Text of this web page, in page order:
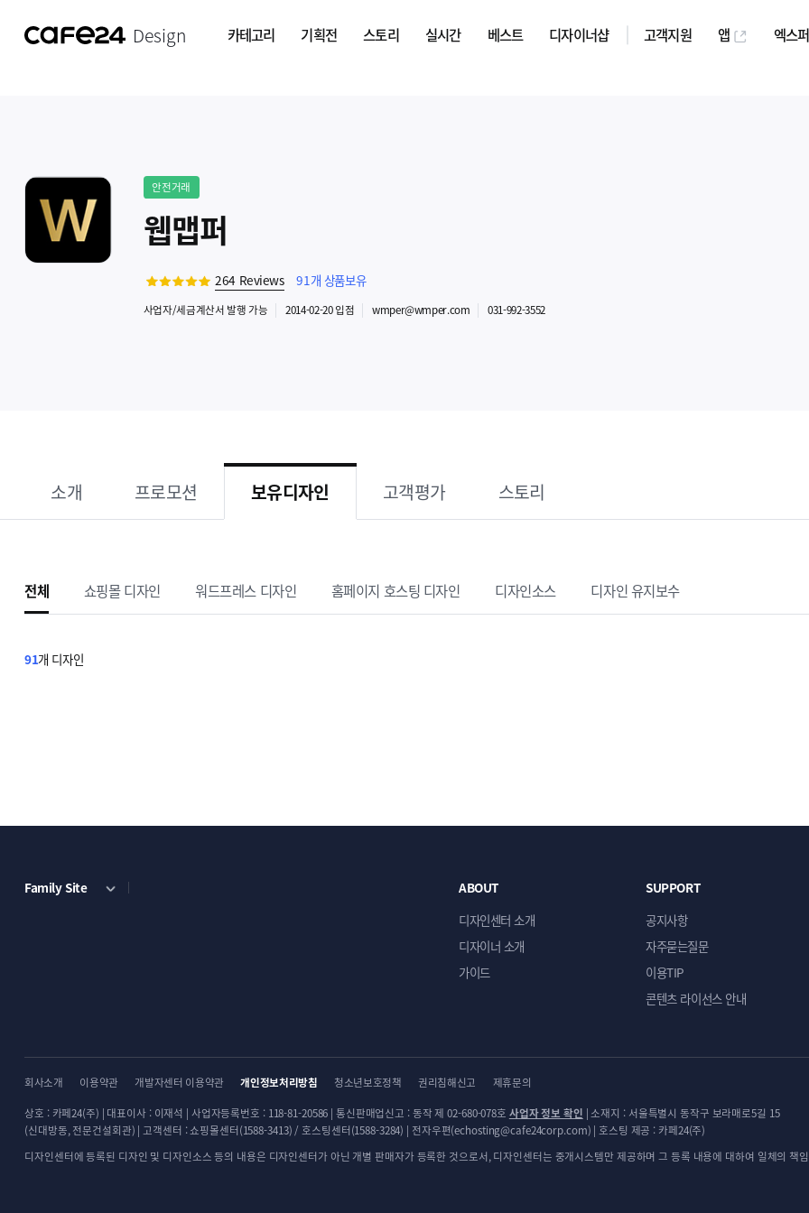
Design 카테고리 기획전 스토리 실시간 베스트 디자이너샵 고객지원 앱 엑스
안전거래
웹맵퍼
264 Reviews 91개 상품보유
사업자/세금계산서 발행 가능 2014-02-20입점 wmper@wmper.com 031-992-3552
소개 프로모션 보유디자인 고객평가 스토리
전체 쇼핑몰디자인 워드프레스 디자인 홈페이지 호스팅 디자인 디자인소스 디자인 유지보수
91개 디자인
Family Site
ABOUT
디자인센터 소개
디자이너 소개
가이드
SUPPORT
공지사항
자주묻는질문
이용TIP
콘텐츠 라이선스 안내
회사소개 이용약관 개발자센터 이용약관 개인정보처리방침 청소년보호정책 권리침해신고
제휴문의
상호 : 카페24(주) | 대표이사 : 이재석 | 사업자등록번호 : 118-81-20586 | 통신판매업신고 : 동작 제 02-680-078호 사업자 정보 확인 | 소재지 : 서울특별시 동작구 보라매로5길 15
(신대방동, 전문건설회관) | 고객센터 : 쇼핑몰센터(1588-3413) / 호스팅센터(1588-3284) | 전자우편(echosting@cafe24corp.com) | 호스팅 제공 : 카페24(주)
디자인센터에 등록된 디자인 및 디자인소스 등의 내용은 디자인센터가 아닌 개별 판매자가 등록한 것으로서, 디자인센터는 중개시스템만 제공하며 그 등록 내용에 대하여 일체의 책